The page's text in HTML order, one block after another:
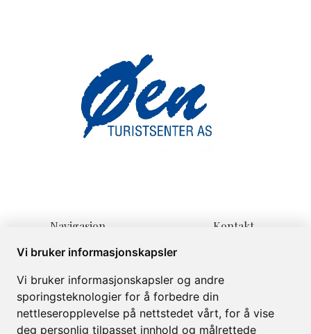
Vi bruker informasjonskapsler
Vi bruker informasjonskapsler og andre
sporingsteknologier for å forbedre din
nettleseropplevelse på nettstedet vårt, for å vise
deg personlig tilpasset innhold og målrettede
Navigasjon
Hjem
Informasjon
Om
Galleri
Kontakt
post@oenturist.no
+47 32 08 70 60